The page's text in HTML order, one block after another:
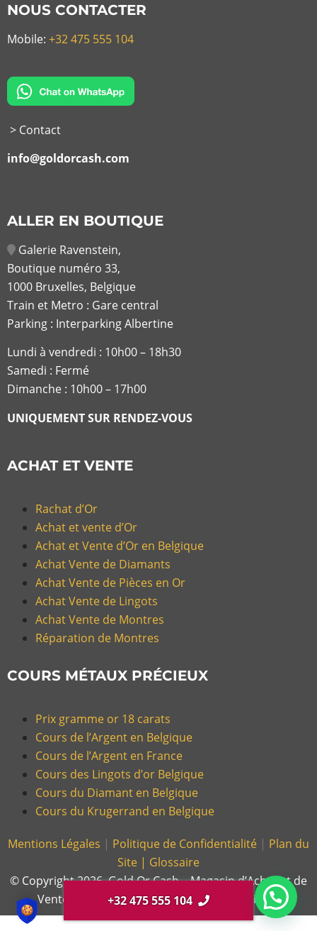
NOUS CONTACTER
Mobile: +32 475 555 104
> Contact
info@goldorcash.com
+32 475 555 104
ALLER EN BOUTIQUE
Galerie Ravenstein,
Boutique numéro 33,
1000 Bruxelles, Belgique
Train et Metro : Gare central
Parking : Interparking Albertine
Lundi à vendredi : 10h00 – 18h30
Samedi : Fermé
Dimanche : 10h00 – 17h00
UNIQUEMENT SUR RENDEZ-VOUS
ACHAT ET VENTE
Rachat d’Or
Achat et vente d’Or
Achat et Vente d’Or en Belgique
Achat Vente de Diamants
Achat Vente de Pièces en Or
Achat Vente de Lingots
Achat Vente de Montres
Réparation de Montres
COURS MÉTAUX PRÉCIEUX
Prix gramme or 18 carats
Cours de l’Argent en Belgique
Cours de l’Argent en France
Cours des Lingots d’or Belgique
Cours du Diamant en Belgique
Cours du Krugerrand en Belgique
Mentions Légales | Politique de Confidentialité | Plan du
Site | Glossaire
© Copyright 2026, Gold Or Cash – Magasin d’Achat et de
Vente d’Or et Bijoux en France et en Belgique.